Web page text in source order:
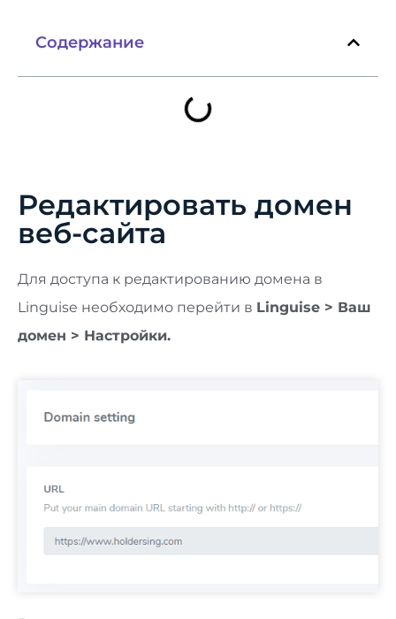
Содержание
Редактировать домен
веб-сайта
Для доступа к редактированию домена в
Linguise необходимо перейти в Linguise > Ваш
домен > Настройки.